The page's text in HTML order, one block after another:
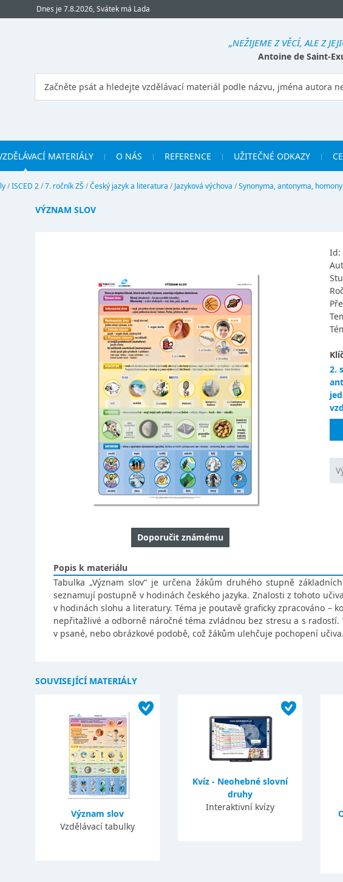
Dnes je 7.8.2026, Svátek má Lada
„NEŽIJEME Z VĚCÍ, ALE Z
Antoine de Saint-
MATERIÁLY O NÁS REFERENCE UŽITEČNÉ ODKAZY
/ISCED 2/7. ročník ZŠ /Český jazyk a literatura / Jazyková výchova /Synonyma, antonyma,
VÝZNAM SLOV
Doporučit známému
Id:
2.
Popis k materiálu
Tabulka „Význam slov“ je určena žákům druhého stupně
seznamují postupně v hodinách českého jazyka. Znalosti z tohoto
v hodinách slohu a literatury. Téma je poutavě graficky zpracováno –
nepřitažlivé a odborně náročné téma zvládnou bez stresu a s
v psané, nebo obrázkové podobě, což žákům ulehčuje pochopení učiva.
SOUVISEJÍCÍ MATERIÁLY
Význam slov
Vzdělávací tabulky
Kvíz - Neohebné slovní
druhy
Interaktivní kvízy